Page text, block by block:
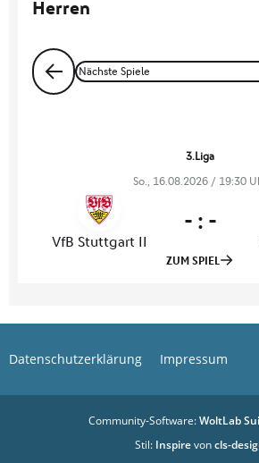
Datenschutzerklärung Impressum
Community-Software:WoltLab
Stil: Inspirevoncls-